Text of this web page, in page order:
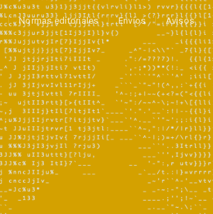
Normas editoriales Envíos Avisos